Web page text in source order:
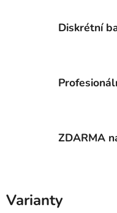
Diskrétní
ZDARMA
Varianty